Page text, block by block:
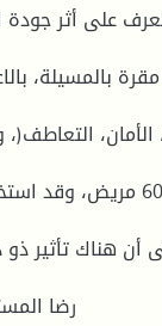
على أثر
بالمسيلة،
الأمان،
أن هناك تأثير
. رضا